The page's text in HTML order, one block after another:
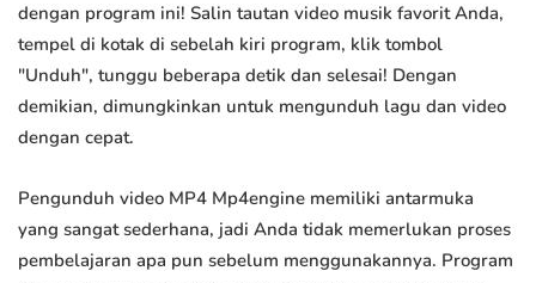
dengan program ini! Salin tautan video musik favorit Anda,
tempel di kotak di sebelah kiri program, klik tombol
"Unduh", tunggu beberapa detik dan selesai! Dengan
demikian, dimungkinkan untuk mengunduh lagu dan video
dengan cepat.
Pengunduh video MP4 Mp4engine memiliki antarmuka
yang sangat sederhana, jadi Anda tidak memerlukan proses
pembelajaran apa pun sebelum menggunakannya. Program